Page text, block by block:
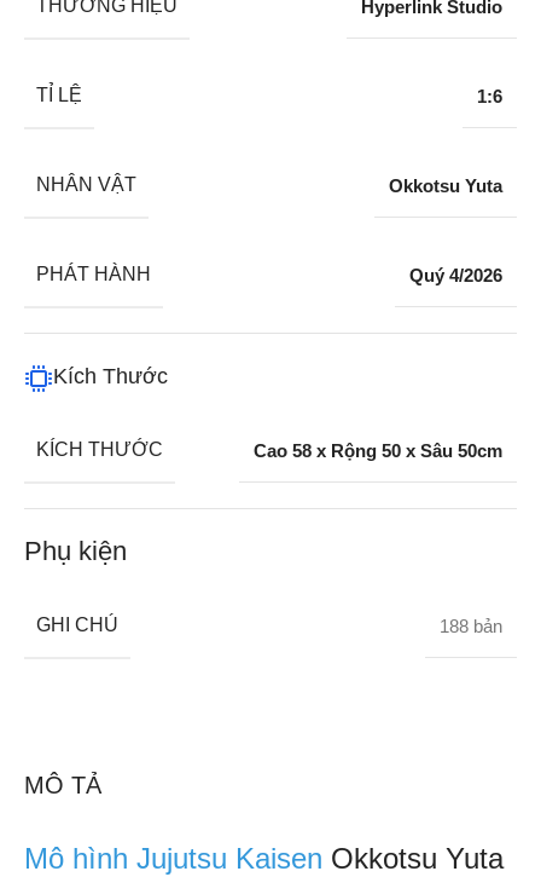
MÔ TẢ
Mô hình Jujutsu Kaisen Okkotsu Yuta
THƯƠNG HIỆU Hyperlink Studio
TỈ LỆ 1:6
NHÂN VẬT Okkotsu Yuta
PHÁT HÀNH Quý 4/2026
Kích Thước
KÍCH THƯỚC Cao 58 x Rộng 50 x Sâu 50cm
Phụ kiện
GHI CHÚ 188 bản